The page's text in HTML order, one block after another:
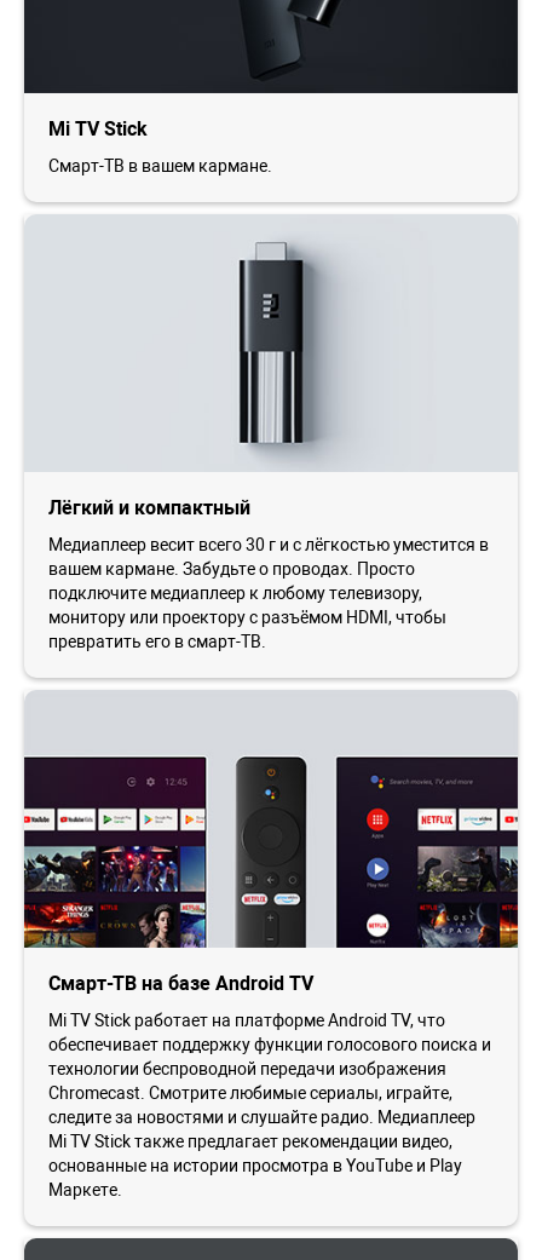
Mi TV Stick
Смарт-ТВ в вашем кармане.
Лёгкий и компактный
Медиаплеер весит всего 30 г и с лёгкостью уместится в
вашем кармане. Забудьте о проводах. Просто
подключите медиаплеер к любому телевизору,
монитору или проектору с разъёмом HDMI, чтобы
превратить его в смарт-ТВ.
Смарт-ТВ на базе Android TV
Mi TV Stick работает на платформе Android TV, что
обеспечивает поддержку функции голосового поиска и
технологии беспроводной передачи изображения
Chromecast. Смотрите любимые сериалы, играйте,
следите за новостями и слушайте радио. Медиаплеер
Mi TV Stick также предлагает рекомендации видео,
основанные на истории просмотра в YouTube и Play
Маркете.